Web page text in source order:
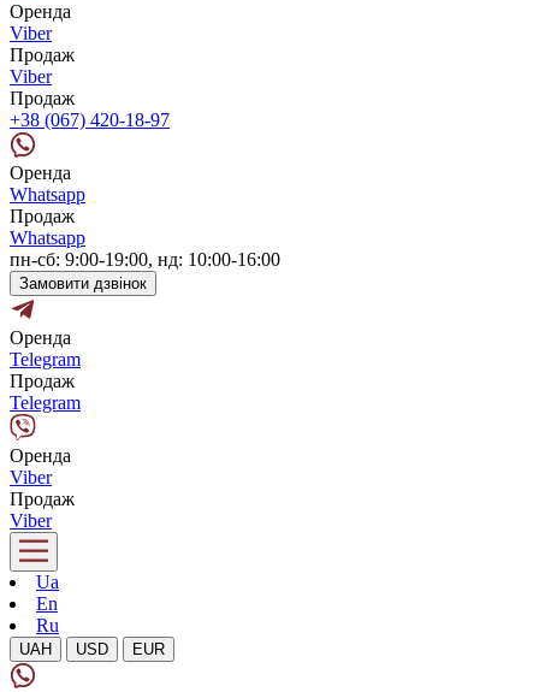
Оренда
Viber
Продаж
Viber
Продаж
+38 (067) 420-18-97
Оренда
Whatsapp
Продаж
Whatsapp
пн-сб: 9:00-19:00, нд: 10:00-16:00
Замовити дзвінок
Оренда
Telegram
Продаж
Telegram
Оренда
Viber
Продаж
Viber
Ua
En
Ru
UAH USD EUR